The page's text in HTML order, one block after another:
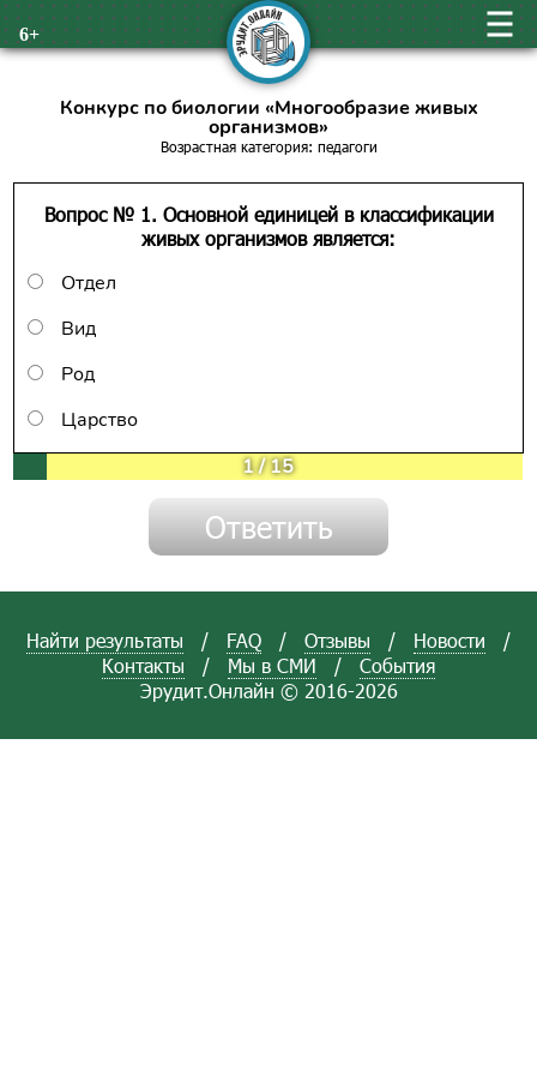
6+
Конкурс по биологии «Многообразие живых
организмов»
Возрастная категория: педагоги
Вопрос № 1. Основной единицей в классификации
живых организмов является:
Отдел
Вид
Род
Царство
1/15
Найти результаты / FAQ / Отзывы / Новости
/
Контакты
/ Мы в СМИ /
События
Эрудит.Онлайн © 2016-2026